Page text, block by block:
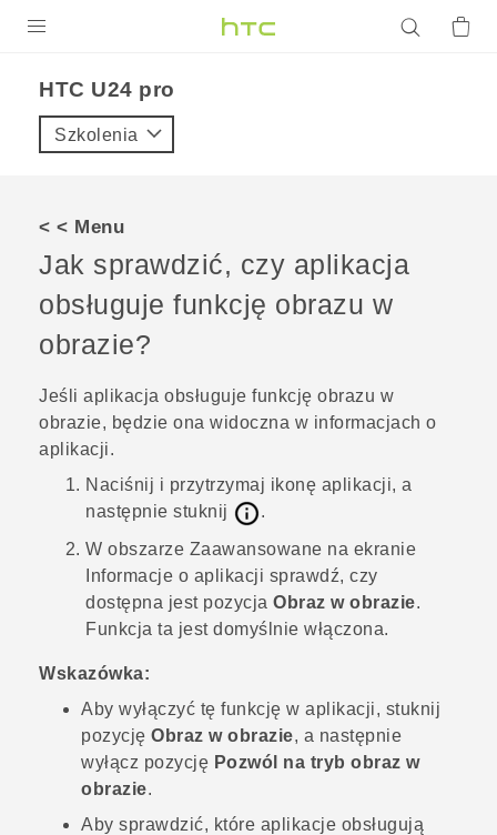
VIVE
VIVERSE
POMOC TECHNICZNA
Urządzenia i akcesoria HTC
Zaloguj się
HTC U24 pro‎
Szkolenia
< < Menu
Jak sprawdzić, czy aplikacja
obsługuje funkcję obrazu w
obrazie?
Jeśli aplikacja obsługuje funkcję obrazu w
obrazie, będzie ona widoczna w informacjach o
aplikacji.
Naciśnij i przytrzymaj ikonę aplikacji, a
następnie stuknij
.
W obszarze Zaawansowane na ekranie
Informacje o aplikacji sprawdź, czy
dostępna jest pozycja Obraz w obrazie.
Funkcja ta jest domyślnie włączona.
Wskazówka:
Aby wyłączyć tę funkcję w aplikacji, stuknij
pozycję Obraz w obrazie, a następnie
wyłącz pozycję Pozwól na tryb obraz w
obrazie.
Aby sprawdzić, które aplikacje obsługują